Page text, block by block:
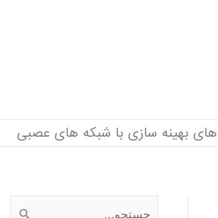
های بهینه سازی با شبکه های عصبی